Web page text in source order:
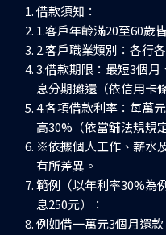
借款須知：
1.客戶年齡滿20至60歲
2.客戶職業類別：各行
3.借款期限：最短3個
息分期攤還（依信用卡
4.各項借款利率：每萬
高30%（依當舖法規規
※依據個人工作、薪水
有所差異。
範例（以年利率30%為
息250元）：
例如借一萬元3個月還